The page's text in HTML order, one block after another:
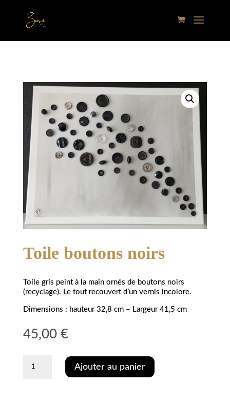
Toile boutons noirs
Toile gris peint à la main ornés de boutons noirs
(recyclage). Le tout recouvert d’un vernis incolore.
Dimensions : hauteur 32,8 cm – Largeur 41,5 cm
45,00 €
Ajouter au panier